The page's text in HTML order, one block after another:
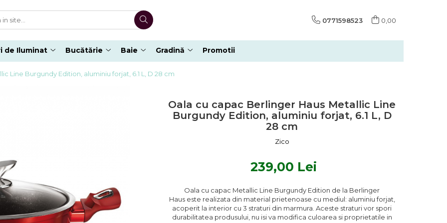
0771598523 0,00
de Iluminat Bucătărie Baie Gradină Promotii
Line Burgundy Edition, aluminiu forjat, 6.1 L, D 28 cm
Oala cu capac Berlinger Haus Metallic Line
Burgundy Edition, aluminiu forjat, 6.1 L, D
28 cm
Zico
239,00 Lei
Oala cu capac Metallic Line Burgundy Edition de la Berlinger
Haus este realizata din material prietenoase cu mediul: aluminiu forjat,
acoperit la interior cu 3 straturi din marmura. Aceste straturi vor spori
durabilitatea produsului, nu isi va modifica culoarea si proprietatile in